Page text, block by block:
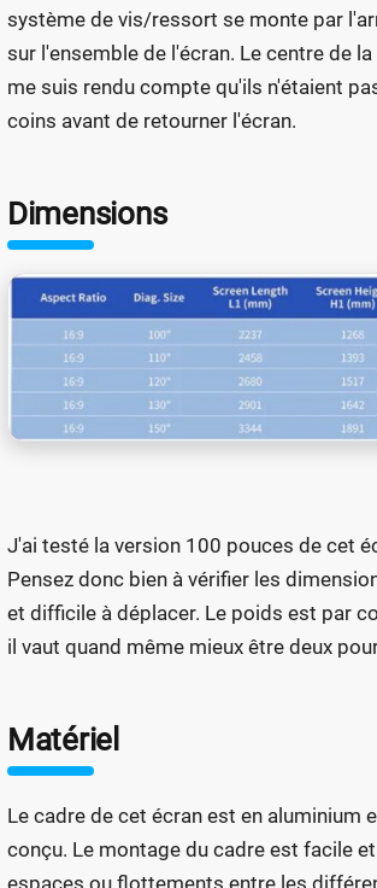
système de vis/ressort se monte par
sur l'ensemble de l'écran. Le centre de
me suis rendu compte qu'ils n'étaient
coins avant de retourner l'écran.
Dimensions
J'ai testé la version 100 pouces de cet
Pensez donc bien à vérifier les
et difficile à déplacer. Le poids est par
il vaut quand même mieux être deux
Matériel
Le cadre de cet écran est en
conçu. Le montage du cadre est facile
espaces ou flottements entre les